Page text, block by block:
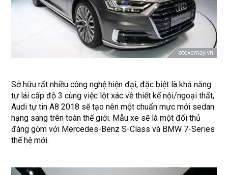
Sở hữu rất nhiều công nghệ hiện đại, đặc biệt là khả năng
tự lái cấp độ 3 cùng việc lột xác về thiết kế nội/ngoại thất,
Audi tự tin A8 2018 sẽ tạo nên một chuẩn mực mới sedan
hạng sang trên toàn thế giới. Mẫu xe sẽ là một đối thủ
đáng gờm với Mercedes-Benz S-Class và BMW 7-Series
thế hệ mới.